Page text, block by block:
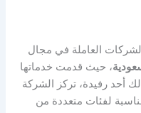
العاملة في مجال
، حيث قدمت خدماتها
أحد رفيدة، تركز الشركة
لفئات متعددة من